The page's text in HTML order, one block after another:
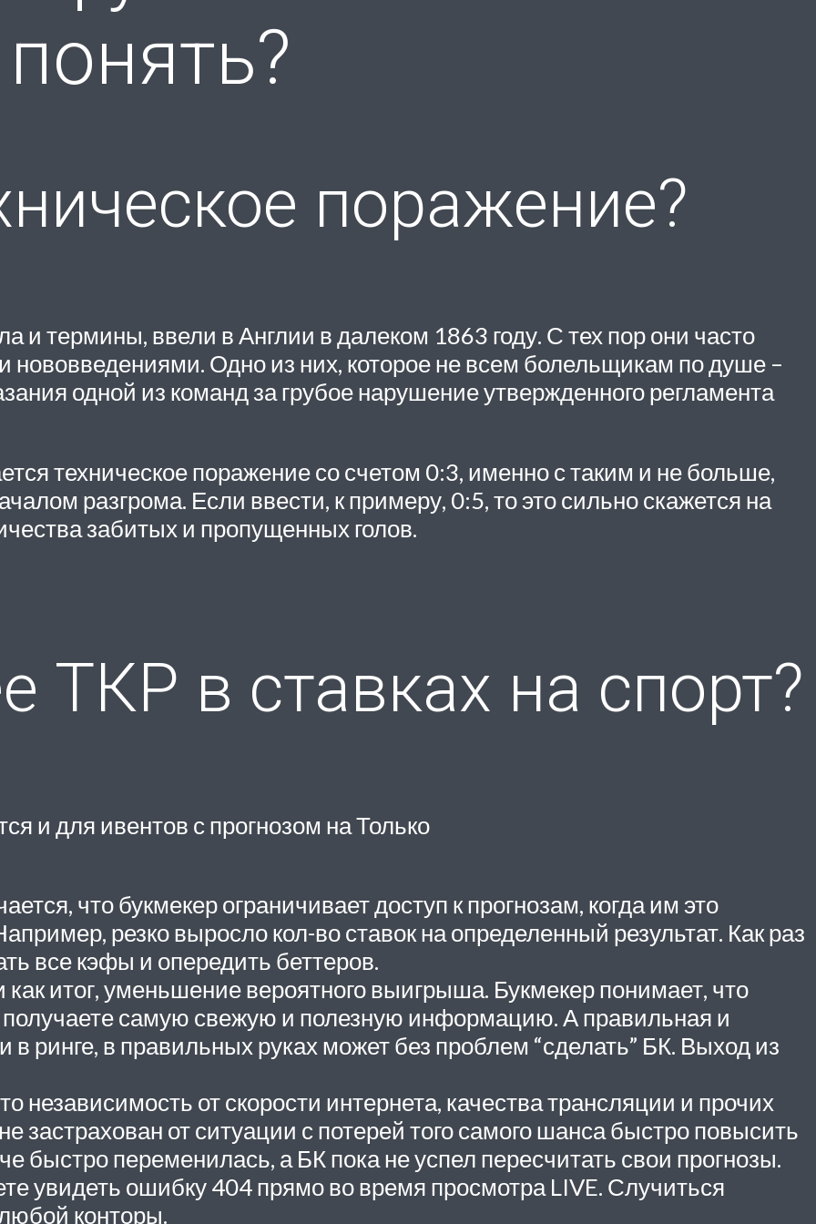
поражение?
термины, ввели в Англии в далеком 1863 году. С тех пор они часто
Одно из них, которое не всем болельщикам по душе –
одной из команд за грубое нарушение утвержденного регламента
техническое поражение со счетом 0:3, именно с таким и не больше,
разгрома. Если ввести, к примеру, 0:5, то это сильно скажется на
забитых и пропущенных голов.
ТКР в ставках на спорт?
и для ивентов с прогнозом на Только
что букмекер ограничивает доступ к прогнозам, когда им это
резко выросло кол-во ставок на определенный результат. Как раз
все кэфы и опередить беттеров.
итог, уменьшение вероятного выигрыша. Букмекер понимает, что
самую свежую и полезную информацию. А правильная и
в ринге, в правильных руках может без проблем “сделать” БК. Выход из
независимость от скорости интернета, качества трансляции и прочих
застрахован от ситуации с потерей того самого шанса быстро повысить
быстро переменилась, а БК пока не успел пересчитать свои прогнозы.
увидеть ошибку 404 прямо во время просмотра LIVE. Случиться
конторы.